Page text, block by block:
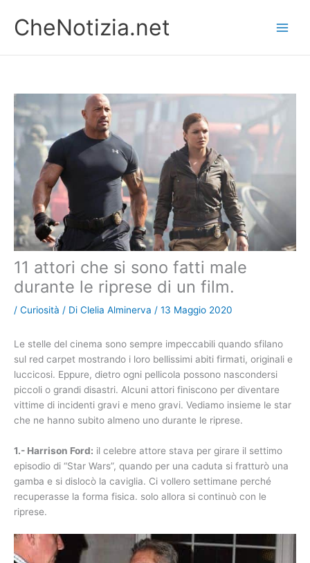
contenuto
CheNotizia.net
11 attori che si sono fatti male
durante le riprese di un film.
/ Curiosità / Di Clelia Alminerva / 13 Maggio 2020
Le stelle del cinema sono sempre impeccabili quando sfilano
sul red carpet mostrando i loro bellissimi abiti firmati, originali e
luccicosi. Eppure, dietro ogni pellicola possono nascondersi
piccoli o grandi disastri. Alcuni attori finiscono per diventare
vittime di incidenti gravi e meno gravi. Vediamo insieme le star
che ne hanno subito almeno uno durante le riprese.
1.- Harrison Ford: il celebre attore stava per girare il settimo
episodio di “Star Wars”, quando per una caduta si fratturò una
gamba e si dislocò la caviglia. Ci vollero settimane perché
recuperasse la forma fisica. solo allora si continuò con le
riprese.